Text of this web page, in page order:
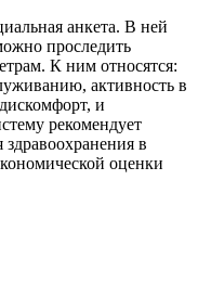
анкета. В ней
проследить
К ним относятся:
активность в
и
рекомендует
здравоохранения в
оценки